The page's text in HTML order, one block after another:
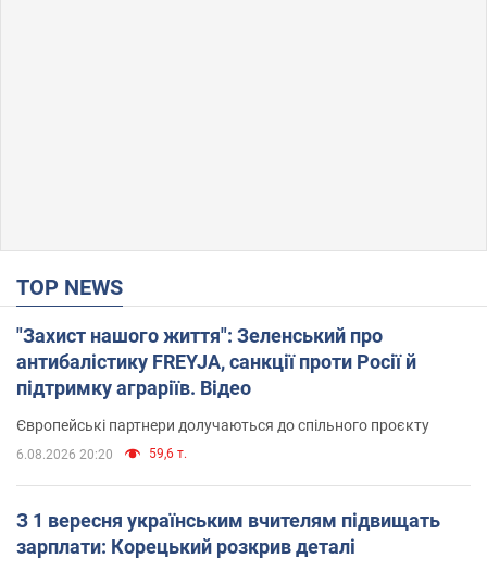
TOP NEWS
"Захист нашого життя": Зеленський про
антибалістику FREYJA, санкції проти Росії й
підтримку аграріїв. Відео
Європейські партнери долучаються до спільного проєкту
6.08.2026 20:20 59,6 т.
З 1 вересня українським вчителям підвищать
зарплати: Корецький розкрив деталі